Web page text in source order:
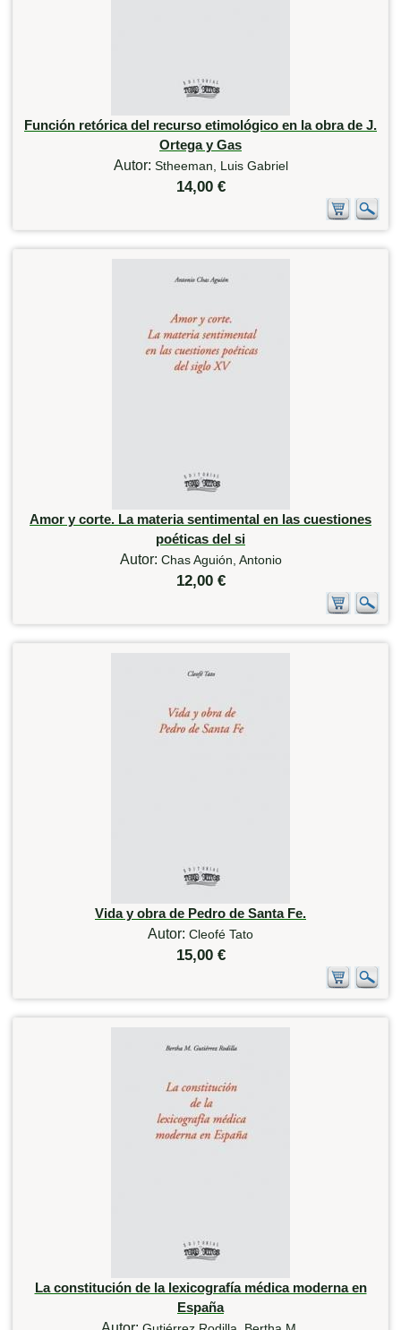
Función retórica del recurso etimológico en la obra de J.
Ortega y Gas
Autor: Stheeman, Luis Gabriel
14,00 €
Amor y corte. La materia sentimental en las cuestiones
poéticas del si
Autor: Chas Aguión, Antonio
12,00 €
Vida y obra de Pedro de Santa Fe.
Autor: Cleofé Tato
15,00 €
La constitución de la lexicografía médica moderna en
España